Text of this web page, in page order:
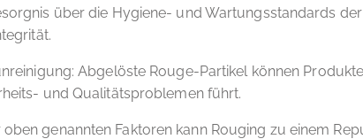
über die Hygiene- und Wartungsstandards
Abgelöste Rouge-Partikel können
und Qualitätsproblemen führt.
genannten Faktoren kann Rouging zu einem